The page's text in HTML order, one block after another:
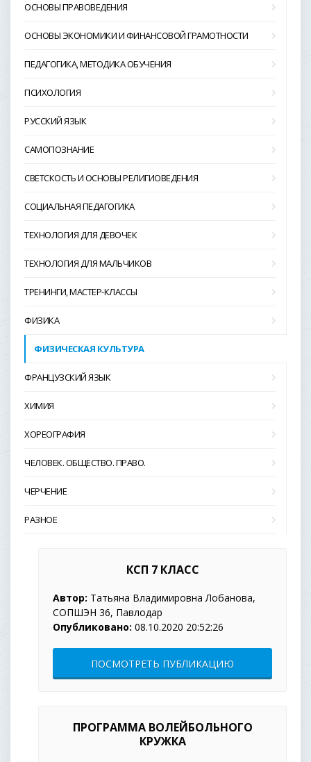
ОСНОВЫ ПРАВОВЕДЕНИЯ
ОСНОВЫ ЭКОНОМИКИ И ФИНАНСОВОЙ ГРАМОТНОСТИ
ПЕДАГОГИКА, МЕТОДИКА ОБУЧЕНИЯ
ПСИХОЛОГИЯ
РУССКИЙ ЯЗЫК
САМОПОЗНАНИЕ
СВЕТСКОСТЬ И ОСНОВЫ РЕЛИГИОВЕДЕНИЯ
СОЦИАЛЬНАЯ ПЕДАГОГИКА
ТЕХНОЛОГИЯ ДЛЯ ДЕВОЧЕК
ТЕХНОЛОГИЯ ДЛЯ МАЛЬЧИКОВ
ТРЕНИНГИ, МАСТЕР-КЛАССЫ
ФИЗИКА
ФИЗИЧЕСКАЯ КУЛЬТУРА
ФРАНЦУЗСКИЙ ЯЗЫК
ХИМИЯ
ХОРЕОГРАФИЯ
ЧЕЛОВЕК. ОБЩЕСТВО. ПРАВО.
ЧЕРЧЕНИЕ
РАЗНОЕ
КСП 7 КЛАСС
Автор: Татьяна Владимировна Лобанова,
СОПШЭН 36, Павлодар
Опубликовано: 08.10.2020 20:52:26
ПОСМОТРЕТЬ ПУБЛИКАЦИЮ
ПРОГРАММА ВОЛЕЙБОЛЬНОГО
КРУЖКА